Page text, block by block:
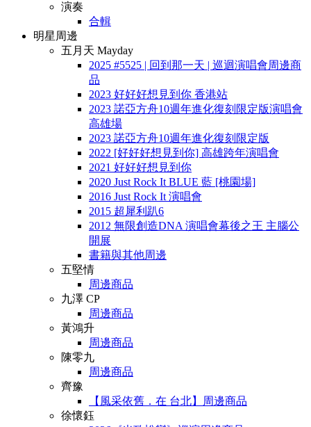
演奏
合輯
明星周邊
五月天 Mayday
2025 #5525 | 回到那一天 | 巡迴演唱會周邊商
品
2023 好好好想見到你 香港站
2023 諾亞方舟10週年進化復刻限定版演唱會
高雄場
2023 諾亞方舟10週年進化復刻限定版
2022 [好好好想見到你] 高雄跨年演唱會
2021 好好好想見到你
2020 Just Rock It BLUE 藍 [桃園場]
2016 Just Rock It 演唱會
2015 超犀利趴6
2012 無限創造DNA 演唱會幕後之王 主腦公
開展
書籍與其他周邊
五堅情
周邊商品
九澤 CP
周邊商品
黃鴻升
周邊商品
陳零九
周邊商品
齊豫
【風采依舊．在 台北】周邊商品
徐懷鈺